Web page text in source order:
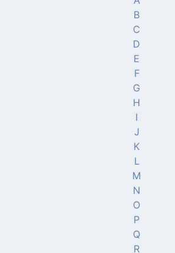
B
C
D
E
F
G
H
I
J
K
L
M
N
O
P
Q
R